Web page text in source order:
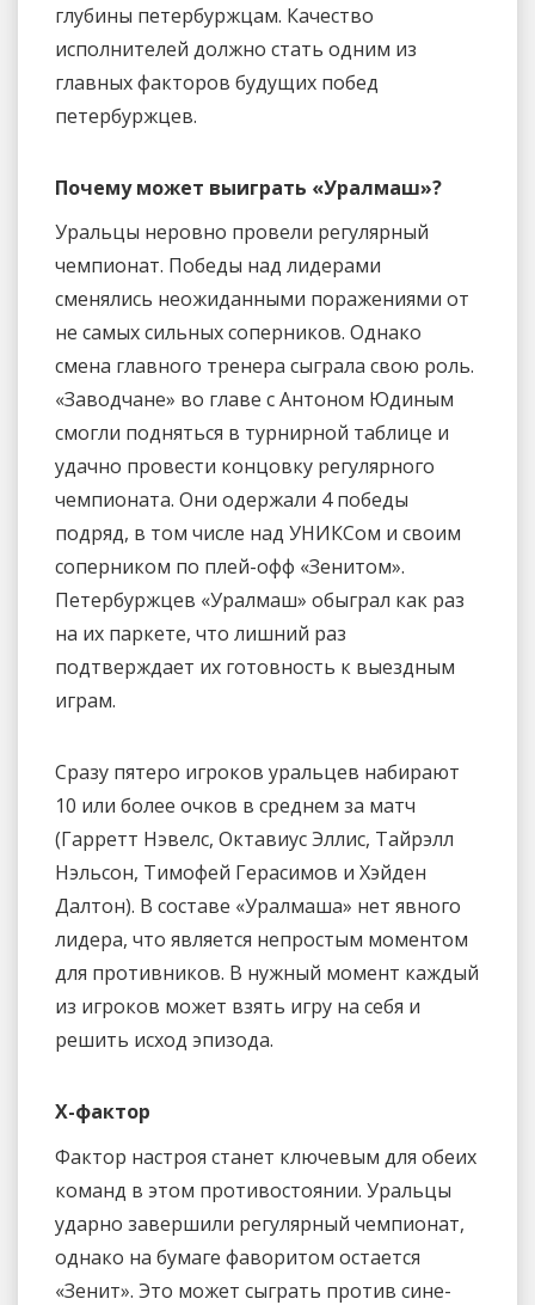
глубины петербуржцам. Качество
исполнителей должно стать одним из
главных факторов будущих побед
петербуржцев.
Почему может выиграть «Уралмаш»?
Уральцы неровно провели регулярный
чемпионат. Победы над лидерами
сменялись неожиданными поражениями от
не самых сильных соперников. Однако
смена главного тренера сыграла свою роль.
«Заводчане» во главе с Антоном Юдиным
смогли подняться в турнирной таблице и
удачно провести концовку регулярного
чемпионата. Они одержали 4 победы
подряд, в том числе над УНИКСом и своим
соперником по плей-офф «Зенитом».
Петербуржцев «Уралмаш» обыграл как раз
на их паркете, что лишний раз
подтверждает их готовность к выездным
играм.
Сразу пятеро игроков уральцев набирают
10 или более очков в среднем за матч
(Гарретт Нэвелс, Октавиус Эллис, Тайрэлл
Нэльсон, Тимофей Герасимов и Хэйден
Далтон). В составе «Уралмаша» нет явного
лидера, что является непростым моментом
для противников. В нужный момент каждый
из игроков может взять игру на себя и
решить исход эпизода.
X-фактор
Фактор настроя станет ключевым для обеих
команд в этом противостоянии. Уральцы
ударно завершили регулярный чемпионат,
однако на бумаге фаворитом остается
«Зенит». Это может сыграть против сине-